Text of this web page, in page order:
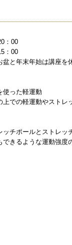
：00
：00
と年末年始は講座を
った軽運動
での軽運動やストレ
チポールとストレッ
きるような運動強度